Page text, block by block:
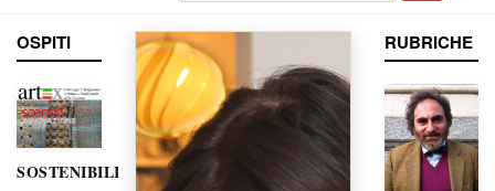
OSPITI
SOSTENIBILITÀ
RUBRICHE